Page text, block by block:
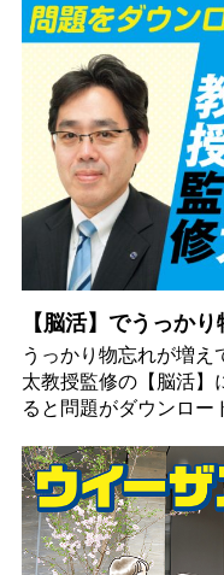
【脳活】でうっか
うっかり物忘れが増
太教授監修の【脳活
ると問題がダウンロー